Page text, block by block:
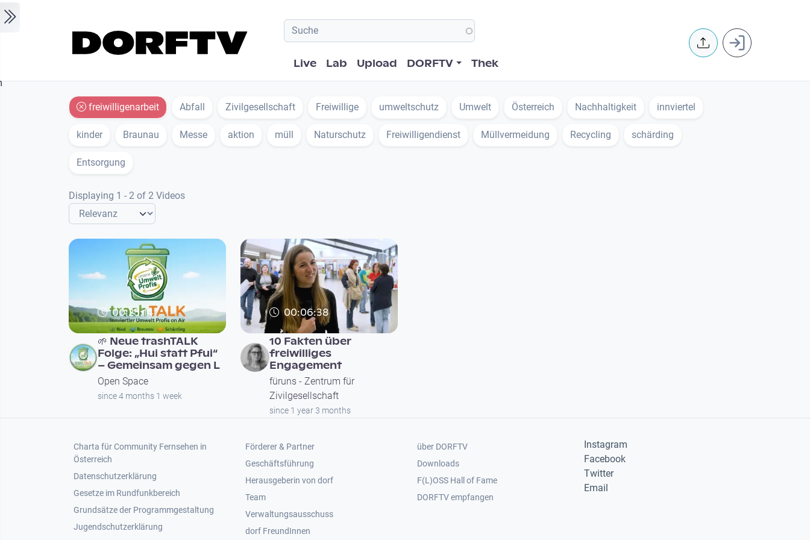
Hauptnavigation
Live Lab Upload DORFTV Thek
User
freiwilligenarbeit Abfall Zivilgesellschaft Freiwillige umweltschutz Umwelt Österreich Nachhaltigkeit innviertel
kinder Braunau Messe aktion müll Naturschutz Freiwilligendienst Müllvermeidung Recycling schärding
Entsorgung
Displaying 1 - 2 of 2 Videos
00:25:14
🌱 Neue trashTALK
Folge: „Hui statt Pfui“
– Gemeinsam gegen L
Open Space
since 4 months 1 week
00:06:38
10 Fakten über
freiwilliges
Engagement
füruns - Zentrum für
Zivilgesellschaft
since 1 year 3 months
Footer 1
Charta für Community Fernsehen in
Österreich
Datenschutzerklärung
Gesetze im Rundfunkbereich
Grundsätze der Programmgestaltung
Jugendschutzerklärung
Footer 2
Förderer & Partner
Geschäftsführung
Herausgeberin von dorf
Team
Verwaltungsausschuss
dorf FreundInnen
Footer 3
über DORFTV
Downloads
F(L)OSS Hall of Fame
Footer 4
DORFTV empfangen
Instagram
Facebook
Twitter
Email